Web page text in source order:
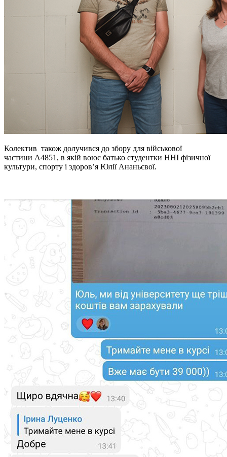
Колектив також долучився до збору для військової
частини А4851, в якій воює батько студентки ННІ фізичної
культури, спорту і здоров’я Юлії Ананьєвої.